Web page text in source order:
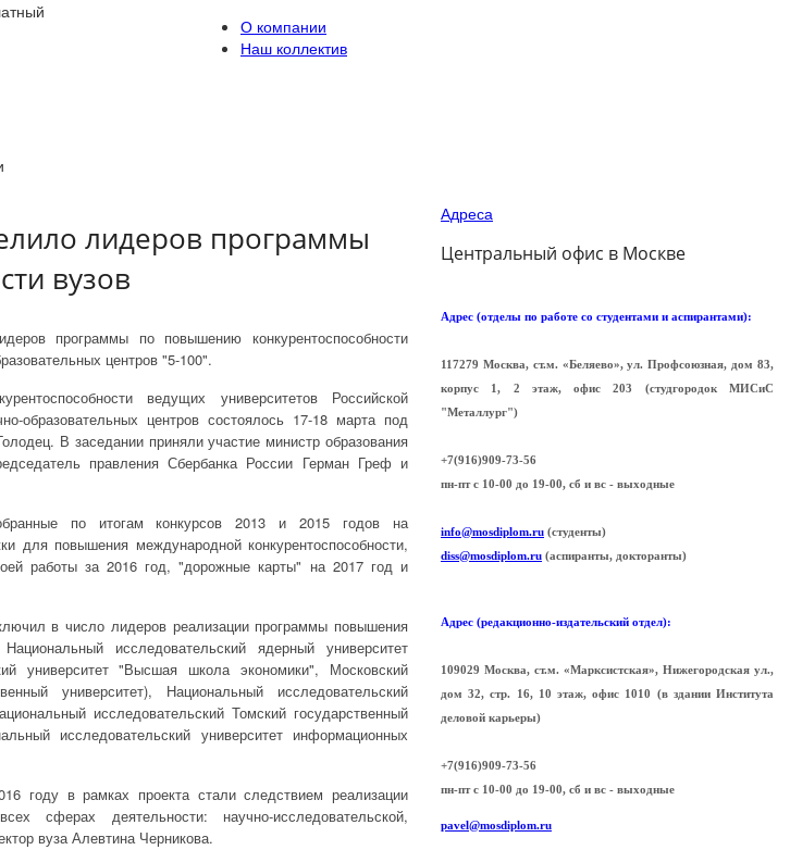
О компании
Наш коллектив
лидеров программы
вузов
программы по повышению конкурентоспособности
центров "5-100".
ведущих университетов Российской
образовательных центров состоялось 17-18 марта под
В заседании приняли участие министр образования
правления Сбербанка России Герман Греф и
по итогам конкурсов 2013 и 2015 годов на
для повышения международной конкурентоспособности,
работы за 2016 год, "дорожные карты" на 2017 год и
в число лидеров реализации программы повышения
исследовательский ядерный университет
университет "Высшая школа экономики", Московский
университет), Национальный исследовательский
исследовательский Томский государственный
исследовательский университет информационных
году в рамках проекта стали следствием реализации
сферах деятельности: научно-исследовательской,
вуза Алевтина Черникова.
Адреса
Центральный офис в Москве
Адрес (отделы по работе со студентами и аспирантами):
117279 Москва, ст.м. «Беляево», ул. Профсоюзная, дом 83,
корпус 1, 2 этаж, офис 203 (cтудгородок МИСиС
"Металлург")
+7(916)909-73-56
пн-пт с 10-00 до 19-00, сб и вс - выходные
info@mosdiplom.ru (студенты)
diss@mosdiplom.ru (аспиранты, докторанты)
Адрес (редакционно-издательский отдел):
109029 Москва, ст.м. «Марксистская», Нижегородская ул.,
дом 32, стр. 16, 10 этаж, офис 1010 (в здании Института
деловой карьеры)
+7(916)909-73-56
пн-пт с 10-00 до 19-00, сб и вс - выходные
pavel@mosdiplom.ru